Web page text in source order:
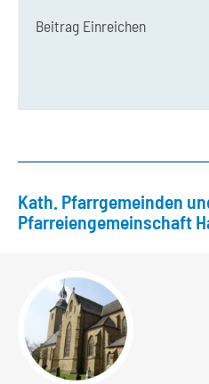
Beitrag Einreichen
Kath. Pfarrgemeinden
Pfarreiengemeinschaft